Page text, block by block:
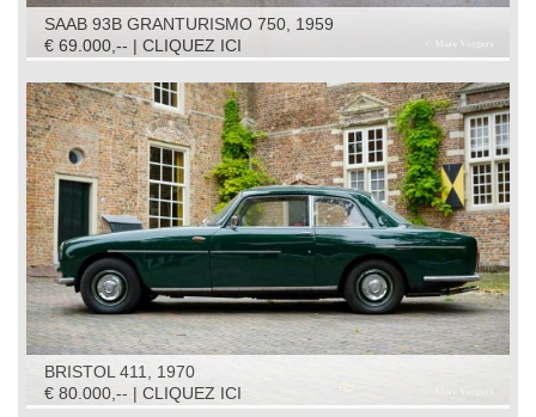
SAAB 93B GRANTURISMO 750, 1959
€ 69.000,-- | CLIQUEZ ICI
BRISTOL 411, 1970
€ 80.000,-- | CLIQUEZ ICI